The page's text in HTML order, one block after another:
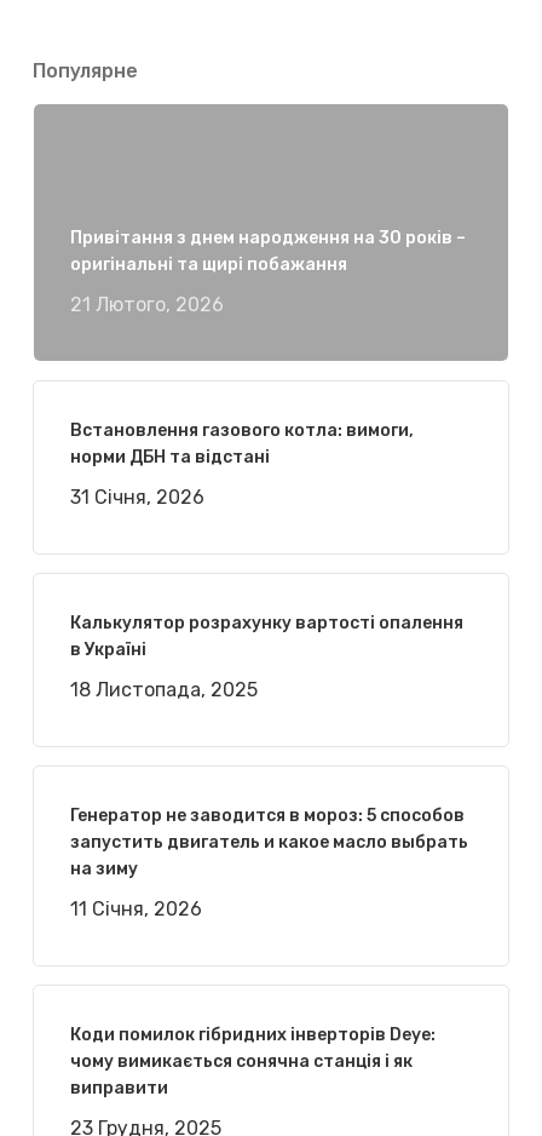
Популярне
Привітання з днем народження на 30 років –
оригінальні та щирі побажання
21 Лютого, 2026
Встановлення газового котла: вимоги,
норми ДБН та відстані
31 Січня, 2026
Калькулятор розрахунку вартості опалення
в Україні
18 Листопада, 2025
Генератор не заводится в мороз: 5 способов
запустить двигатель и какое масло выбрать
на зиму
11 Січня, 2026
Коди помилок гібридних інверторів Deye:
чому вимикається сонячна станція і як
виправити
23 Грудня, 2025